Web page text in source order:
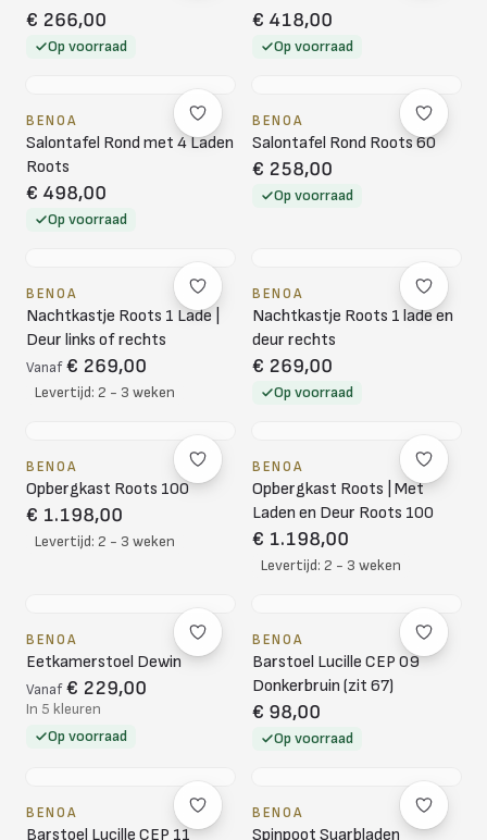
€ 266,00
Op voorraad
€ 418,00
Op voorraad
BENOA
Salontafel Rond met 4 Laden
Roots
€ 498,00
Op voorraad
BENOA
Salontafel Rond Roots 60
€ 258,00
Op voorraad
BENOA
Nachtkastje Roots 1 Lade |
Deur links of rechts
Vanaf € 269,00
Levertijd: 2 - 3 weken
BENOA
Nachtkastje Roots 1 lade en
deur rechts
€ 269,00
Op voorraad
BENOA
Opbergkast Roots 100
€ 1.198,00
Levertijd: 2 - 3 weken
BENOA
Opbergkast Roots | Met
Laden en Deur Roots 100
€ 1.198,00
Levertijd: 2 - 3 weken
BENOA
Eetkamerstoel Dewin
Vanaf € 229,00
In 5 kleuren
Op voorraad
BENOA
Barstoel Lucille CEP 09
Donkerbruin (zit 67)
€ 98,00
Op voorraad
BENOA
Barstoel Lucille CEP 11
BENOA
Spinpoot Suarbladen